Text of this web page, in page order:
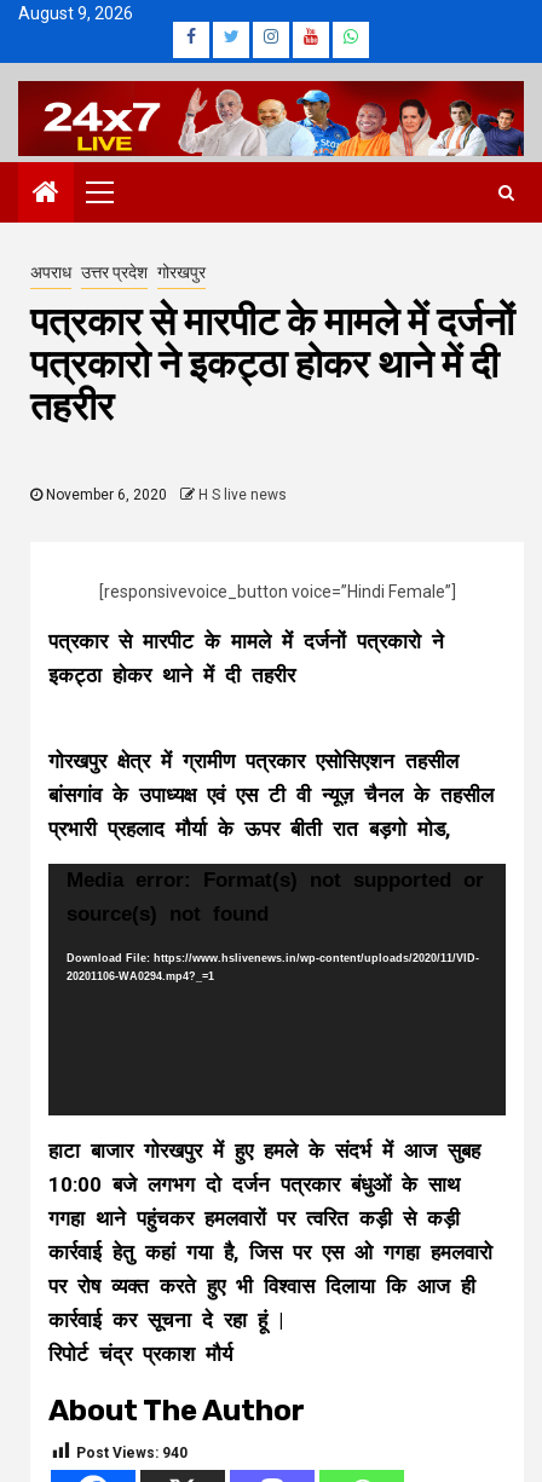
Skip
content
August 9, 2026
Facebook
Twitter
Instagram
Youtube
Whatsapp
Primary
Menu
अपराध उत्तर प्रदेश गोरखपुर
पत्रकार से मारपीट के मामले में दर्जनों
पत्रकारो ने इकट्ठा होकर थाने में दी
तहरीर
November 6, 2020 H S live news
[responsivevoice_button voice=”Hindi Female”]
पत्रकार से मारपीट के मामले में दर्जनों पत्रकारो ने
इकट्ठा होकर थाने में दी तहरीर
गोरखपुर क्षेत्र में ग्रामीण पत्रकार एसोसिएशन तहसील
बांसगांव के उपाध्यक्ष एवं एस टी वी न्यूज़ चैनल के तहसील
प्रभारी प्रहलाद मौर्या के ऊपर बीती रात बड़गो मोड,
Video
Media error: Format(s) not supported or
source(s) not found
Download File: https://www.hslivenews.in/wp-content/uploads/2020/11/VID-
20201106-WA0294.mp4?_=1
हाटा बाजार गोरखपुर में हुए हमले के संदर्भ में आज सुबह
10:00 बजे लगभग दो दर्जन पत्रकार बंधुओं के साथ
गगहा थाने पहुंचकर हमलवारों पर त्वरित कड़ी से कड़ी
कार्रवाई हेतु कहां गया है, जिस पर एस ओ गगहा हमलवारो
पर रोष व्यक्त करते हुए भी विश्वास दिलाया कि आज ही
कार्रवाई कर सूचना दे रहा हूं |
रिपोर्ट चंद्र प्रकाश मौर्य
About The Author
Post Views: 940